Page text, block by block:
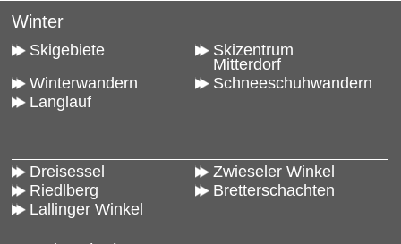
Winter
Skigebiete
Skizentrum
Mitterdorf
Winterwandern
Schneeschuhwandern
Langlauf
Dreisessel
Zwieseler Winkel
Riedlberg
Bretterschachten
Lallinger Winkel